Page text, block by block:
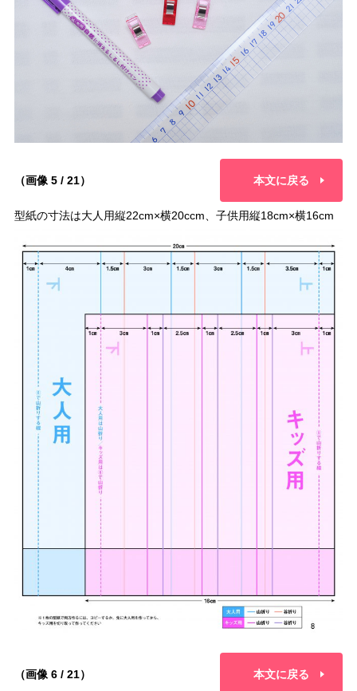
（画像 5 / 21） 本文に戻る
型紙の寸法は大人用縦22cm×横20ccm、子供用縦18cm×横16cm
（画像 6 / 21） 本文に戻る